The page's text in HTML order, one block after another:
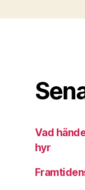
Vad
hyr